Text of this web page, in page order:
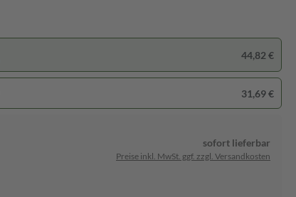
44,82 €
31,69 €
sofort lieferbar
Preise inkl. MwSt. ggf. zzgl. Versandkosten